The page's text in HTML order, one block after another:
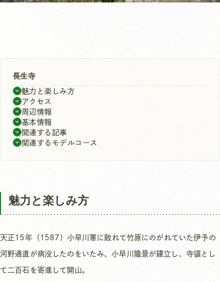
長生寺
魅力と楽しみ方
アクセス
周辺情報
基本情報
関連する記事
関連するモデルコース
魅力と楽しみ方
天正15年（1587）小早川軍に敗れて竹原にのがれていた伊予の
河野通直が病没したのをいたみ、小早川隆景が建立し、寺領とし
て二百石を寄進して開山。